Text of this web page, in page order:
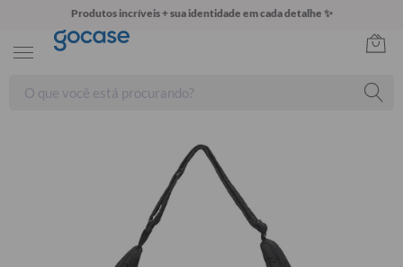
Produtos incríveis + sua identidade em cada detalhe ✨